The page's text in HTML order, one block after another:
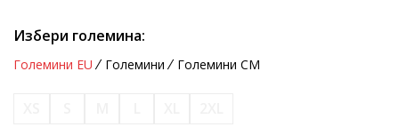
Избери големина:
Големини EU Големини Големини CM